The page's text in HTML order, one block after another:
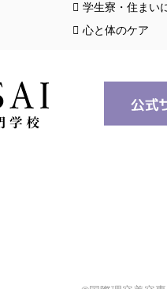
学生寮・住まい
心と体のケア